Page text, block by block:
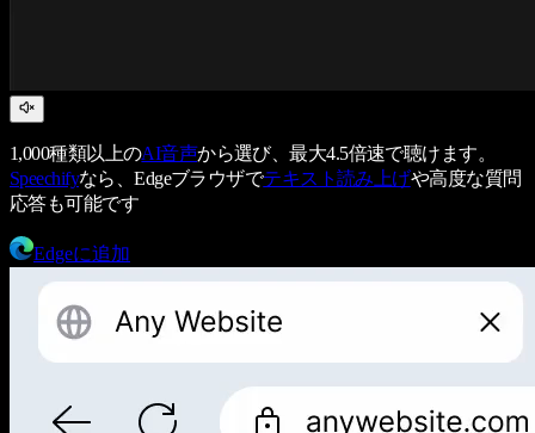
1,000種類以上のAI音声から選び、最大4.5倍速で聴けます。
Speechifyなら、Edgeブラウザでテキスト読み上げや高度な質問
応答も可能です
Edgeに追加